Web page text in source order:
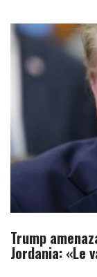
Trump
Jordania: «Le